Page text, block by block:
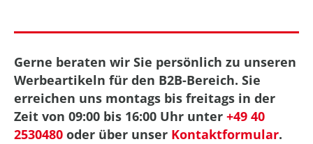
Gerne beraten wir Sie persönlich zu unseren
Werbeartikeln für den B2B-Bereich. Sie
erreichen uns montags bis freitags in der
Zeit von 09:00 bis 16:00 Uhr unter +49 40
2530480 oder über unser Kontaktformular.